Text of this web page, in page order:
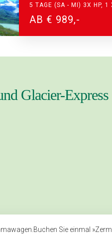
24-Stunden Notfall-
Leistungen Zusatztag 1:
1 x Halbpension (4-
Nutzung aller offenen
5 TAGE (SA - MI) 3X HP, 1
AB € 989,-
Glacier-Express
Sie einmal